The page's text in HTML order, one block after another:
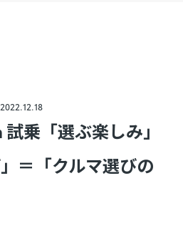
乗「選ぶ楽しみ」
＝「クルマ選びの